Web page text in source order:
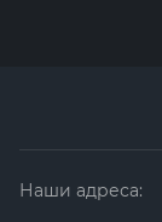
Наши адреса: